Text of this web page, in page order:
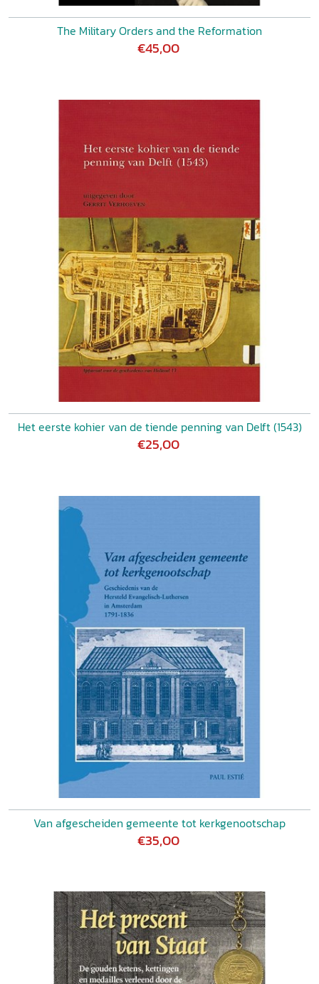
The Military Orders and the Reformation
€45,00
Het eerste kohier van de tiende penning van Delft (1543)
€25,00
Van afgescheiden gemeente tot kerkgenootschap
€35,00